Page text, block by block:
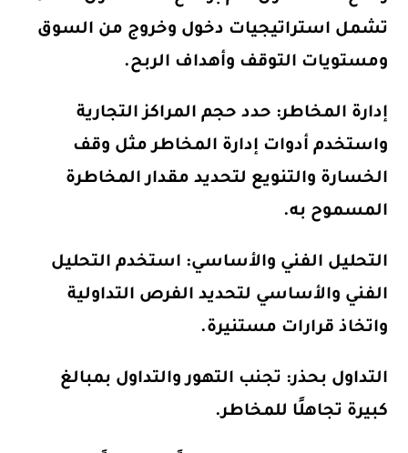
تشمل استراتيجيات دخول وخروج من السوق
ومستويات التوقف وأهداف الربح.
إدارة المخاطر: حدد حجم المراكز التجارية
واستخدم أدوات إدارة المخاطر مثل وقف
الخسارة والتنويع لتحديد مقدار المخاطرة
المسموح به.
التحليل الفني والأساسي: استخدم التحليل
الفني والأساسي لتحديد الفرص التداولية
واتخاذ قرارات مستنيرة.
التداول بحذر: تجنب التهور والتداول بمبالغ
كبيرة تجاهلًا للمخاطر.